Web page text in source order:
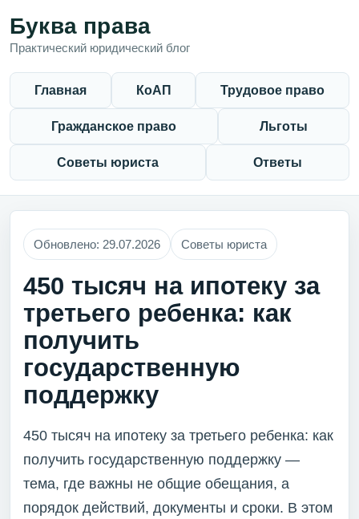
Буква права
Практический юридический блог
Главная КоАП Трудовое право
Гражданское право Льготы
Советы юриста Ответы
Обновлено: 29.07.2026 Советы юриста
450 тысяч на ипотеку за
третьего ребенка: как
получить
государственную
поддержку
450 тысяч на ипотеку за третьего ребенка: как
получить государственную поддержку —
тема, где важны не общие обещания, а
порядок действий, документы и сроки. В этом